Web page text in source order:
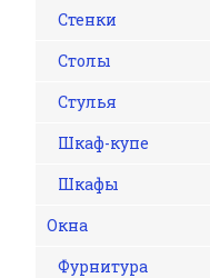
Стенки
Столы
Стулья
Шкаф-купе
Шкафы
Окна
Фурнитура